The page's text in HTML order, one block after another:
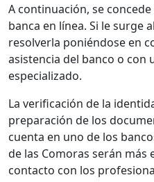
A continuación, se
banca en línea. Si le surge
resolverla poniéndose en
asistencia del banco o con
especializado.
La verificación de la
preparación de los
cuenta en uno de los
de las Comoras serán más
contacto con los